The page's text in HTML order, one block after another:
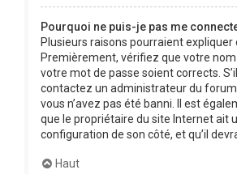
Pourquoi ne puis-je pas me
Plusieurs raisons pourraient expliquer
Premièrement, vérifiez que votre
votre mot de passe soient corrects.
contactez un administrateur du
vous n’avez pas été banni. Il est
que le propriétaire du site Internet ait
configuration de son côté, et qu’il
Haut